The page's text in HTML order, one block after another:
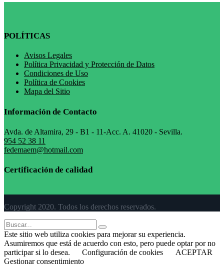
POLÍTICAS
Avisos Legales
Política Privacidad y Protección de Datos
Condiciones de Uso
Política de Cookies
Mapa del Sitio
Información de Contacto
Avda. de Altamira, 29 - B1 - 11-Acc. A. 41020 - Sevilla.
954 52 38 11
fedemaem@hotmail.com
Certificación de calidad
Copyright 2020. Todos los derechos reservados.
Este sitio web utiliza cookies para mejorar su experiencia.
Asumiremos que está de acuerdo con esto, pero puede optar por no
participar si lo desea.
Configuración de cookies
ACEPTAR
Gestionar consentimiento